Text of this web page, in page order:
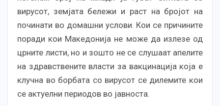
вирусот, земјата бележи и раст на бројот на
починати во домашни услови. Кои се причините
поради кои Македонија не може да излезе од
црните листи, но и зошто не се слушаат апелите
на здравствените власти за вакцинација која е
клучна во борбата со вирусот се дилемите кои
се актуелни периодов во јавноста.